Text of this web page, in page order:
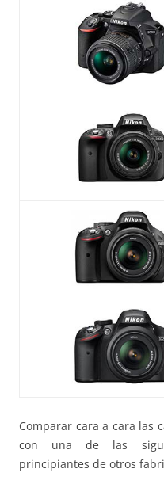
Comparar cara a cara las
con una de las
principiantes de otros